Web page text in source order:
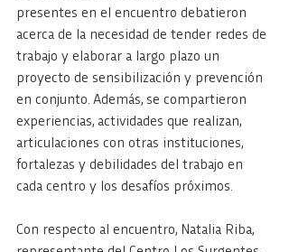
presentes en el encuentro debatieron
acerca de la necesidad de tender redes de
trabajo y elaborar a largo plazo un
proyecto de sensibilización y prevención
en conjunto. Además, se compartieron
experiencias, actividades que realizan,
articulaciones con otras instituciones,
fortalezas y debilidades del trabajo en
cada centro y los desafíos próximos.
Con respecto al encuentro, Natalia Riba,